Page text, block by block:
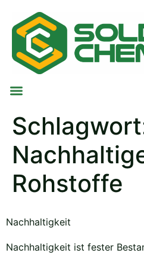
Rohstoffe
Nachhaltigkeit
Nachhaltigkeit ist fester